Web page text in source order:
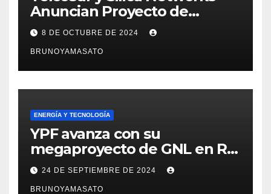
Anuncian Proyecto de
Conectividad para Punta
Colorada
8 DE OCTUBRE DE 2024
BRUNOYAMASATO
ENERGÍA Y TECNOLOGÍA
YPF avanza con su
megaproyecto de GNL en Río
Negro y crea nueva empresa
para llevarlo adelante
24 DE SEPTIEMBRE DE 2024
BRUNOYAMASATO